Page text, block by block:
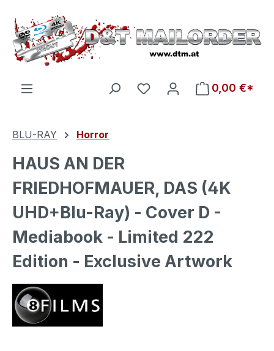
Zum Hauptinhalt springen
Du hast 0 Produkte auf
0,00 €*
BLU-RAY Horror
HAUS AN DER
FRIEDHOFMAUER, DAS (4K
UHD+Blu-Ray) - Cover D -
Mediabook - Limited 222
Edition - Exclusive Artwork